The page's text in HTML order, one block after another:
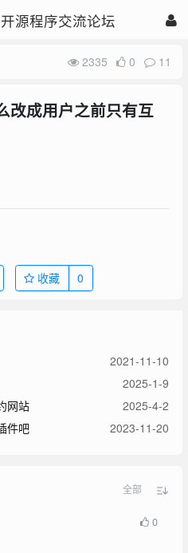
源程序交流论坛
2335 0 11
改成用户之前只有互
收藏 0
2021-11-10
2025-1-9
网站
2025-4-2
件吧
2023-11-20
全部
0